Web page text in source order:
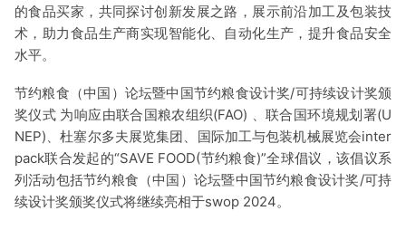
的食品买家，共同探讨创新发展之路，展示前沿加工及包装技
术，助力食品生产商实现智能化、自动化生产，提升食品安全
水平。
节约粮食（中国）论坛暨中国节约粮食设计奖/可持续设计奖颁
奖仪式 为响应由联合国粮农组织(FAO) 、联合国环境规划署(U
NEP)、杜塞尔多夫展览集团、国际加工与包装机械展览会inter
pack联合发起的“SAVE FOOD(节约粮食)”全球倡议，该倡议系
列活动包括节约粮食（中国）论坛暨中国节约粮食设计奖/可持
续设计奖颁奖仪式将继续亮相于swop 2024。